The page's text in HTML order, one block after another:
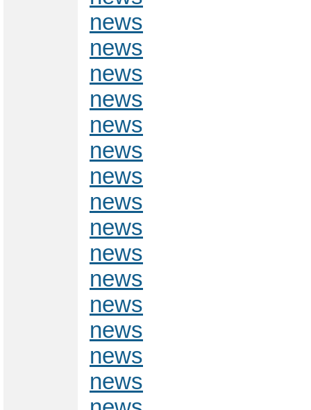
news
news
news
news
news
news
news
news
news
news
news
news
news
news
news